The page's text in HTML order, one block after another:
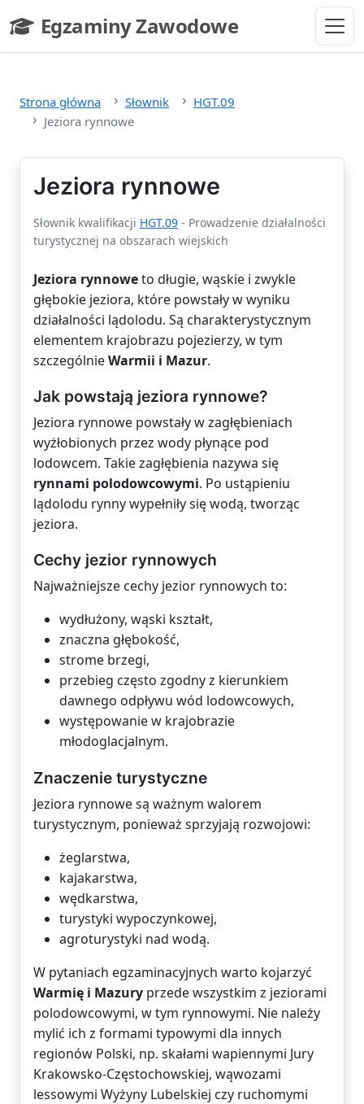
Egzaminy Zawodowe
- strona główna
Strona główna Słownik
HGT.09
Jeziora rynnowe
Jeziora rynnowe
Słownik kwalifikacji HGT.09 - Prowadzenie działalności
turystycznej na obszarach wiejskich
Jeziora rynnoweto długie, wąskie i zwykle
głębokie jeziora, które powstały w wyniku
działalności lądolodu. Są charakterystycznym
elementem krajobrazu pojezierzy, w tym
szczególnieWarmii i Mazur.
Jak powstają jeziora rynnowe?
Jeziora rynnowe powstały w zagłębieniach
wyżłobionych przez wody płynące pod
lodowcem. Takie zagłębienia nazywa się
rynnami polodowcowymi. Po ustąpieniu
lądolodu rynny wypełniły się wodą, tworząc
jeziora.
Cechy jezior rynnowych
Najważniejsze cechy jezior rynnowych to:
wydłużony, wąski kształt,
znaczna głębokość,
strome brzegi,
przebieg często zgodny z kierunkiem
dawnego odpływu wód lodowcowych,
występowanie w krajobrazie
młodoglacjalnym.
Znaczenie turystyczne
Jeziora rynnowe są ważnym walorem
turystycznym, ponieważ sprzyjają rozwojowi:
żeglarstwa,
kajakarstwa,
wędkarstwa,
turystyki wypoczynkowej,
agroturystyki nad wodą.
W pytaniach egzaminacyjnych warto kojarzyć
Warmię i Mazury przede wszystkim z jeziorami
polodowcowymi, w tym rynnowymi. Nie należy
mylić ich z formami typowymi dla innych
regionów Polski, np. skałami wapiennymi Jury
Krakowsko-Częstochowskiej, wąwozami
lessowymi Wyżyny Lubelskiej czy ruchomymi